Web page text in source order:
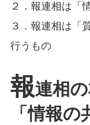
２．報連相は「
３．報連相は「
行うもの
報連相
「情報